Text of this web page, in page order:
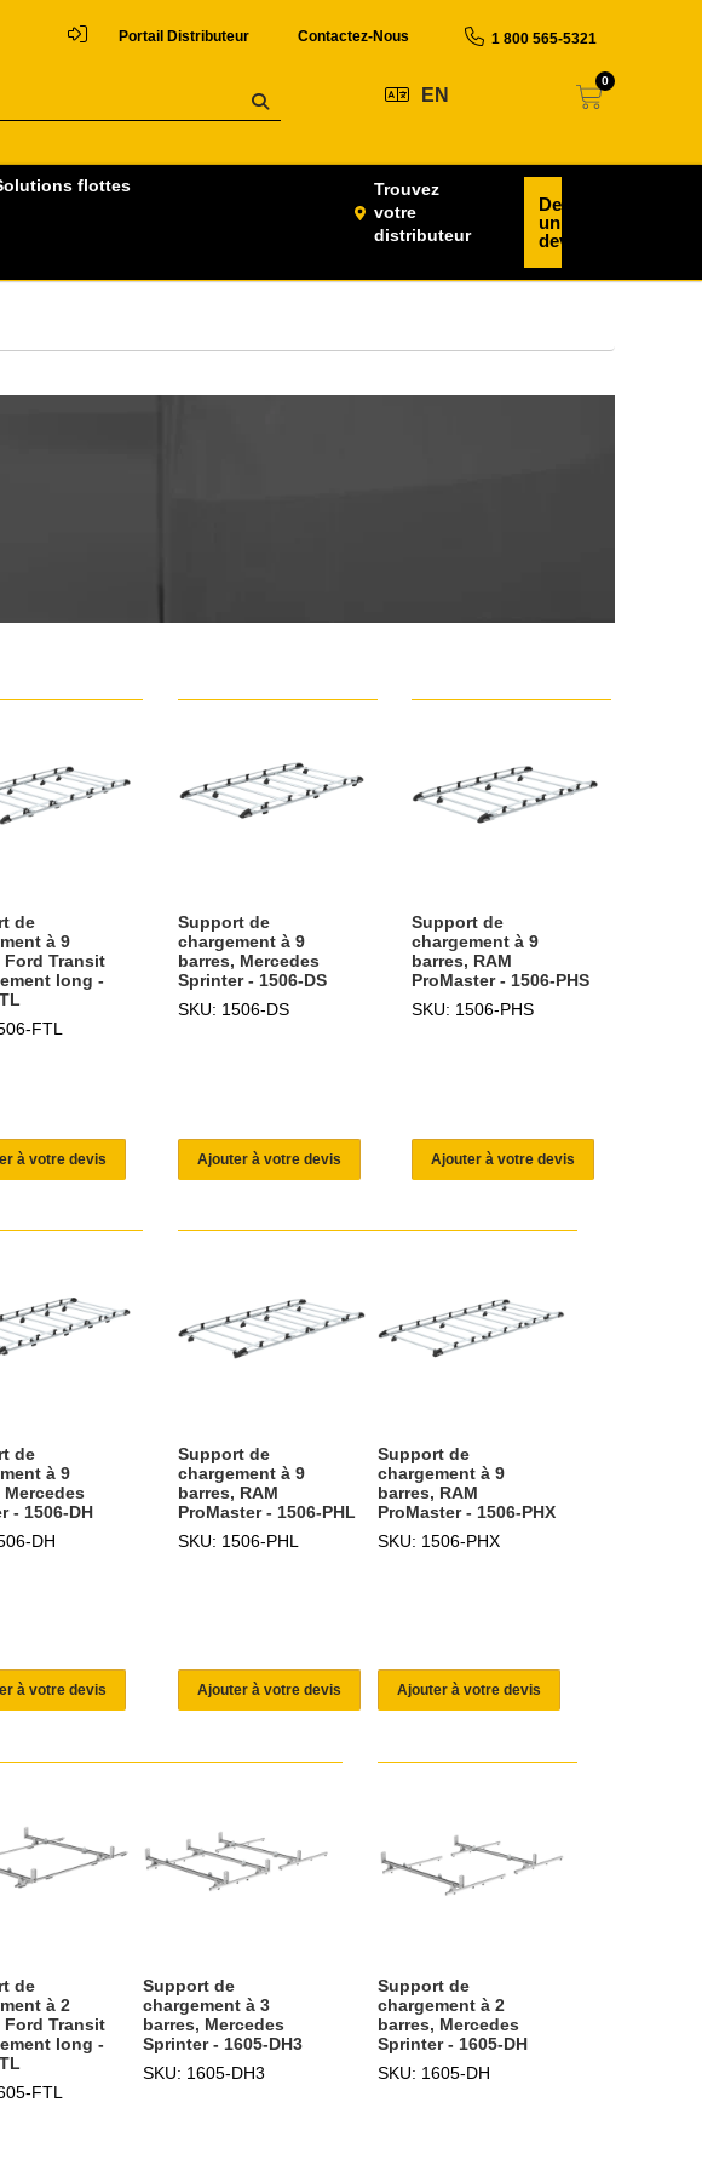
Portail Distributeur Contactez-Nous 1 800 565-5321
EN
0
flottes
Trouvez
votre
distributeur
Demander
un
devis
de
à 9
Ford Transit
long -
FTL
à votre devis
Support de
chargement à 9
barres, Mercedes
Sprinter - 1506-DS
SKU: 1506-DS
Ajouter à votre devis
Support de
chargement à 9
barres, RAM
ProMaster - 1506-PHS
SKU: 1506-PHS
Ajouter à votre devis
de
à 9
Mercedes
- 1506-DH
DH
à votre devis
Support de
chargement à 9
barres, RAM
ProMaster - 1506-PHL
SKU: 1506-PHL
Ajouter à votre devis
Support de
chargement à 9
barres, RAM
ProMaster - 1506-PHX
SKU: 1506-PHX
Ajouter à votre devis
de
à 2
Ford Transit
long -
FTL
Support de
chargement à 3
barres, Mercedes
Sprinter - 1605-DH3
SKU: 1605-DH3
Support de
chargement à 2
barres, Mercedes
Sprinter - 1605-DH
SKU: 1605-DH